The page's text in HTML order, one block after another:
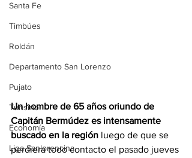
Santa Fe
Timbúes
Roldán
Departamento San Lorenzo
Pujato
Turismo
Economía
Liga Sanlorencina
Un hombre de 65 años oriundo de
Capitán Bermúdez es intensamente
buscado en la región luego de que se
perdiera todo contacto el pasado jueves